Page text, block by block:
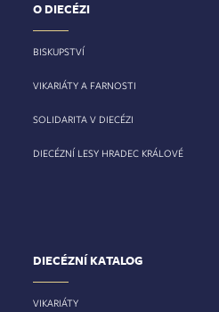
O DIECÉZI
BISKUPSTVÍ
VIKARIÁTY A FARNOSTI
SOLIDARITA V DIECÉZI
DIECÉZNÍ LESY HRADEC KRÁLOVÉ
DIECÉZNÍ KATALOG
VIKARIÁTY